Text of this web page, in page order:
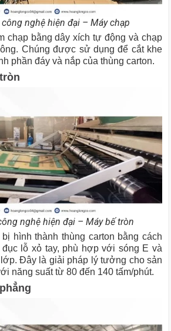
nghệ hiện đại – Máy chạp
chạp bằng dây xích tự động và chạp
Chúng được sử dụng để cắt khe
phần đáy và nắp của thùng carton.
nghệ hiện đại – Máy bế tròn
hình thành thùng carton bằng cách
lỗ xỏ tay, phù hợp với sóng E và
Đây là giải pháp lý tưởng cho sản
năng suất từ 80 đến 140 tấm/phút.